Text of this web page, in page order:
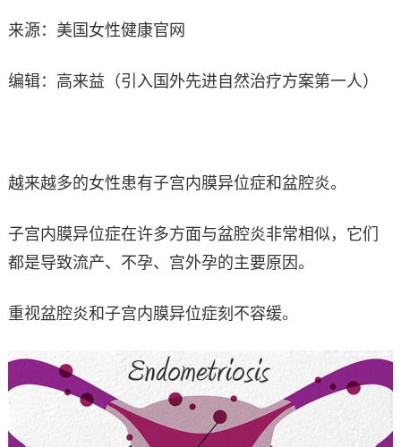
来源：美国女性健康官网
编辑：高来益（引入国外先进自然治疗方案第一人）
越来越多的女性患有子宫内膜异位症和盆腔炎。
子宫内膜异位症在许多方面与盆腔炎非常相似，它们
都是导致流产、不孕、宫外孕的主要原因。
重视盆腔炎和子宫内膜异位症刻不容缓。